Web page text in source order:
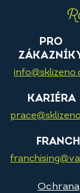
PRO
KARIÉRA
Ochrana